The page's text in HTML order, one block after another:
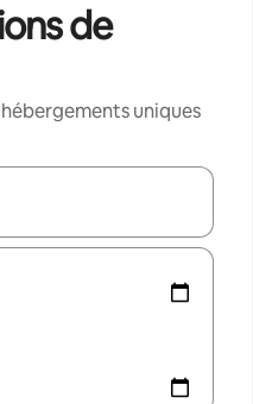
de
uniques
utilisez les flèches vers